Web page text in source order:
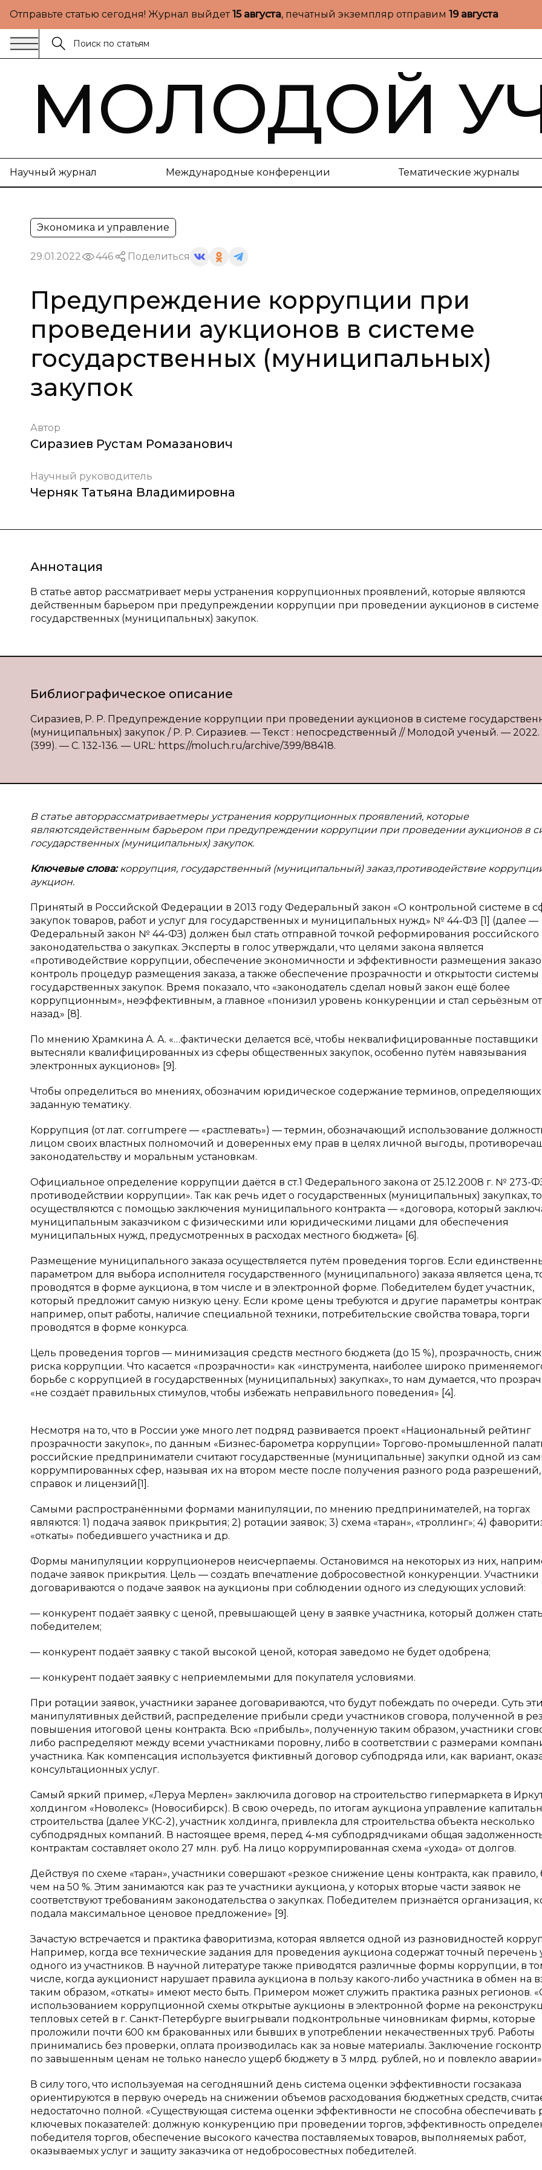
Отправьте статью сегодня! Журнал выйдет15 августа, печатный экземпляр отправим 19 августа
МОЛОДОЙ
Научный журнал Международные конференции Тематические журналы
Экономика и управление
29.01.2022 446 Поделиться
Предупреждение коррупции при
проведении аукционов в системе
государственных (муниципальных)
закупок
Автор
Сиразиев Рустам Ромазанович
Научный руководитель
Черняк Татьяна Владимировна
Аннотация
В статье автор рассматривает меры устранения коррупционных проявлений, которые являются
действенным барьером при предупреждении коррупции при проведении аукционов в системе
государственных (муниципальных) закупок.
Библиографическое описание
Сиразиев, Р. Р. Предупреждение коррупции при проведении аукционов в системе
(муниципальных) закупок / Р. Р. Сиразиев. — Текст : непосредственный // Молодой ученый. —
(399). — С. 132-136. — URL: https://moluch.ru/archive/399/88418.
В статье авторрассматриваетмеры устранения коррупционных проявлений, которые
являютсядейственным барьером при предупреждении коррупции при проведении аукционов в
государственных (муниципальных) закупок.
Ключевые слова:коррупция, государственный (муниципальный) заказ,противодействие
аукцион.
Принятый в Российской Федерации в 2013 году Федеральный закон «О контрольной системе в
закупок товаров, работ и услуг для государственных и муниципальных нужд» № 44-ФЗ [1] (далее —
Федеральный закон № 44-ФЗ) должен был стать отправной точкой реформирования российского
законодательства о закупках. Эксперты в голос утверждали, что целями закона является
«противодействие коррупции, обеспечение экономичности и эффективности размещения
контроль процедур размещения заказа, а также обеспечение прозрачности и открытости системы
государственных закупок. Время показало, что «законодатель сделал новый закон ещё более
коррупционным», неэффективным, а главное «понизил уровень конкуренции и стал серьёзным
назад» [8].
По мнению Храмкина А. А. «…фактически делается всё, чтобы неквалифицированные поставщики
вытесняли квалифицированных из сферы общественных закупок, особенно путём навязывания
электронных аукционов» [9].
Чтобы определиться во мнениях, обозначим юридическое содержание терминов, определяющих
заданную тематику.
Коррупция (от лат. corrumpere — «растлевать») — термин, обозначающий использование
лицом своих властных полномочий и доверенных ему прав в целях личной выгоды,
законодательству и моральным установкам.
Официальное определение коррупции даётся в ст.1 Федерального закона от 25.12.2008 г. № 273-
противодействии коррупции». Так как речь идет о государственных (муниципальных) закупках,
осуществляются с помощью заключения муниципального контракта — «договора, который
муниципальным заказчиком с физическими или юридическими лицами для обеспечения
муниципальных нужд, предусмотренных в расходах местного бюджета» [6].
Размещение муниципального заказа осуществляется путём проведения торгов. Если
параметром для выбора исполнителя государственного (муниципального) заказа является цена,
проводятся в форме аукциона, в том числе и в электронной форме. Победителем будет участник,
который предложит самую низкую цену. Если кроме цены требуются и другие параметры
например, опыт работы, наличие специальной техники, потребительские свойства товара, торги
проводятся в форме конкурса.
Цель проведения торгов — минимизация средств местного бюджета (до 15 %), прозрачность,
риска коррупции. Что касается «прозрачности» как «инструмента, наиболее широко
борьбе с коррупцией в государственных (муниципальных) закупках», то нам думается, что
«не создаёт правильных стимулов, чтобы избежать неправильного поведения» [4].
Несмотря на то, что в России уже много лет подряд развивается проект «Национальный рейтинг
прозрачности закупок», по данным «Бизнес-барометра коррупции» Торгово-промышленной
российские предприниматели считают государственные (муниципальные) закупки одной из
коррумпированных сфер, называя их на втором месте после получения разного рода разрешений,
справок и лицензий[1].
Самыми распространёнными формами манипуляции, по мнению предпринимателей, на торгах
являются: 1) подача заявок прикрытия; 2) ротации заявок; 3) схема «таран», «троллинг»; 4)
«откаты» победившего участника и др.
Формы манипуляции коррупционеров неисчерпаемы. Остановимся на некоторых из них,
подаче заявок прикрытия. Цель — создать впечатление добросовестной конкуренции. Участники
договариваются о подаче заявок на аукционы при соблюдении одного из следующих условий:
— конкурент подаёт заявку с ценой, превышающей цену в заявке участника, который должен стать
победителем;
— конкурент подаёт заявку с такой высокой ценой, которая заведомо не будет одобрена;
— конкурент подаёт заявку с неприемлемыми для покупателя условиями.
При ротации заявок, участники заранее договариваются, что будут побеждать по очереди. Суть
манипулятивных действий, распределение прибыли среди участников сговора, полученной в
повышения итоговой цены контракта. Всю «прибыль», полученную таким образом, участники
либо распределяют между всеми участниками поровну, либо в соответствии с размерами
участника. Как компенсация используется фиктивный договор субподряда или, как вариант,
консультационных услуг.
Самый яркий пример, «Леруа Мерлен» заключила договор на строительство гипермаркета в
холдингом «Новолекс» (Новосибирск). В свою очередь, по итогам аукциона управление
строительства (далее УКС-2), участник холдинга, привлекла для строительства объекта несколько
субподрядных компаний. В настоящее время, перед 4-мя субподрядчиками общая
контрактам составляет около 27 млн. руб. На лицо коррумпированная схема «ухода» от долгов.
Действуя по схеме «таран», участники совершают «резкое снижение цены контракта, как правило,
чем на 50 %. Этим занимаются как раз те участники аукциона, у которых вторые части заявок не
соответствуют требованиям законодательства о закупках. Победителем признаётся организация,
подала максимальное ценовое предложение» [9].
Зачастую встречается и практика фаворитизма, которая является одной из разновидностей
Например, когда все технические задания для проведения аукциона содержат точный перечень
одного из участников. В научной литературе также приводятся различные формы коррупции, в
числе, когда аукционист нарушает правила аукциона в пользу какого-либо участника в обмен на
таким образом, «откаты» имеют место быть. Примером может служить практика разных регионов.
использованием коррупционной схемы открытые аукционы в электронной форме на
тепловых сетей в г. Санкт-Петербурге выигрывали подконтрольные чиновникам фирмы, которые
проложили почти 600 км бракованных или бывших в употреблении некачественных труб. Работы
принимались без проверки, оплата производилась как за новые материалы. Заключение
по завышенным ценам не только нанесло ущерб бюджету в 3 млрд. рублей, но и повлекло аварии»
В силу того, что используемая на сегодняшний день система оценки эффективности госзаказа
ориентируются в первую очередь на снижении объемов расходования бюджетных средств,
недостаточно полной. «Существующая система оценки эффективности не способна обеспечивать
ключевых показателей: должную конкуренцию при проведении торгов, эффективность
победителя торгов, обеспечение высокого качества поставляемых товаров, выполняемых работ,
оказываемых услуг и защиту заказчика от недобросовестных победителей.